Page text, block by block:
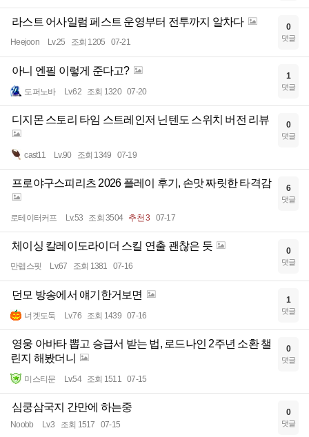
라스트 어사일럼 페스트 운영부터 전투까지 알차다
Heejoon Lv.25 조회 1205 07-21
0
댓글
아니 엔필 이렇게 준다고?
도퍼노바 Lv.62 조회 1320 07-20
1
댓글
디지몬 스토리 타임 스트레인저 닌텐도 스위치 버전 리뷰
cast11 Lv.90 조회 1349 07-19
0
댓글
프로야구스피리츠 2026 플레이 후기, 손맛 짜릿한 타격감
로테이터커프 Lv.53 조회 3504 추천 3 07-17
6
댓글
체이싱 칼레이도라이더 스킬 연출 괜찮은 듯
만렙스핏 Lv.67 조회 1381 07-16
0
댓글
던모 방송에서 얘기한거보면
너겟도둑 Lv.76 조회 1439 07-16
1
댓글
영웅 아바타 뽑고 승급서 받는 법, 로드나인 2주년 소환 챌
린지 해봤더니
미스티문 Lv.54 조회 1511 07-15
0
댓글
심쿵삼국지 간만에 하는중
Noobb Lv.3 조회 1517 07-15
0
댓글